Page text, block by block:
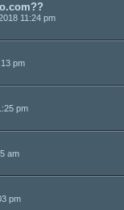
11:24 pm
pm
pm
am
pm